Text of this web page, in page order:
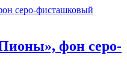
фон серо-